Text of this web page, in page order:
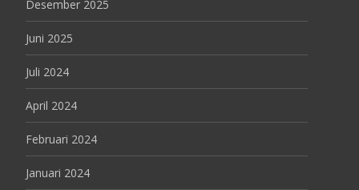
Desember 2025
Juni 2025
Juli 2024
April 2024
Februari 2024
Januari 2024